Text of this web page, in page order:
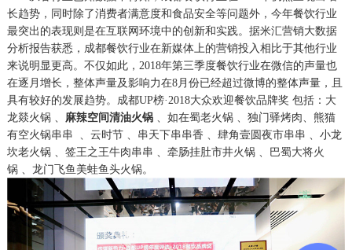
长趋势，同时除了消费者满意度和食品安全等问题外，今年餐饮行业
最突出的表现则是在互联网环境中的创新和实践。据米汇营销大数据
分析报告获悉，成都餐饮行业在新媒体上的营销投入相比于其他行业
来说明显更高。不仅如此，2018年第三季度餐饮行业在微信的声量也
在逐月增长，整体声量及影响力在8月份已经超过微博的整体声量，且
具有较好的发展趋势。成都UP榜·2018大众欢迎餐饮品牌奖 包括： 大
龙燚火锅 、 麻辣空间清油火锅 、 如在蜀老火锅 、 独门驿烤肉、 熊猫
有空火锅串串
、 云时节 、 串天下串串香 、 肆角壹圆夜市串串 、 小龙
坎老火锅 、 签王之王牛肉串串 、 牵肠挂肚市井火锅 、
巴蜀大将火
锅 、 龙门飞鱼美蛙鱼头火锅。